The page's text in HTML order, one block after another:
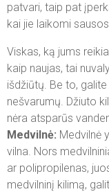
patvari, taip pat
kai jie laikomi
Viskas, ką jums
kaip naujas, tai
išdžiūtų. Be to,
nešvarumų. Džiuto
nėra atsparūs
Medvilnė: Medvilnė
vilna. Nors
ar polipropilenas,
medvilninį kilimą,